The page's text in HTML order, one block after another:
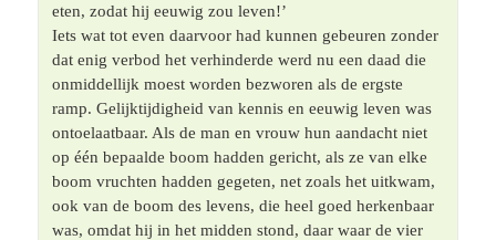
eten, zodat hij eeuwig zou leven!’
Iets wat tot even daarvoor had kunnen gebeuren zonder
dat enig verbod het verhinderde werd nu een daad die
onmiddellijk moest worden bezworen als de ergste
ramp. Gelijktijdigheid van kennis en eeuwig leven was
ontoelaatbaar. Als de man en vrouw hun aandacht niet
op één bepaalde boom hadden gericht, als ze van elke
boom vruchten hadden gegeten, net zoals het uitkwam,
ook van de boom des levens, die heel goed herkenbaar
was, omdat hij in het midden stond, daar waar de vier